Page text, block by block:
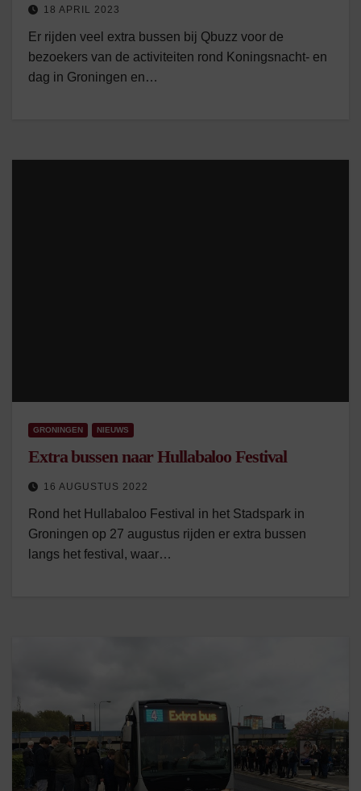
18 APRIL 2023
Er rijden veel extra bussen bij Qbuzz voor de
bezoekers van de activiteiten rond Koningsnacht- en
dag in Groningen en…
GRONINGEN NIEUWS
Extra bussen naar Hullabaloo Festival
16 AUGUSTUS 2022
Rond het Hullabaloo Festival in het Stadspark in
Groningen op 27 augustus rijden er extra bussen
langs het festival, waar…